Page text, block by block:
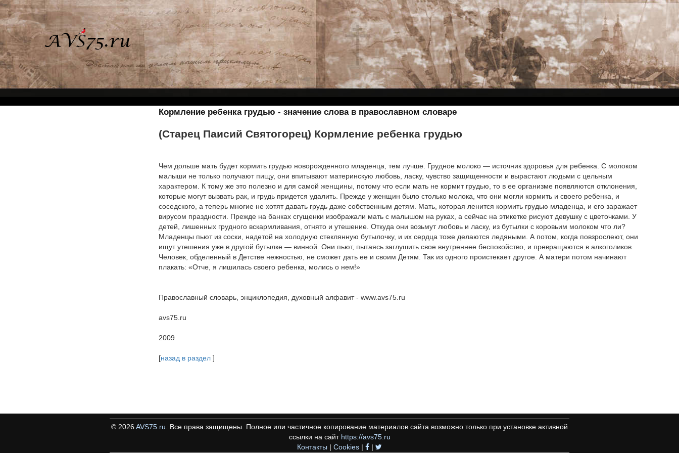
Кормление ребенка грудью - значение слова в православном словаре
(Старец Паисий Святогорец) Кормление ребенка грудью
Чем дольше мать будет кормить грудью новорожденного младенца, тем лучше. Грудное молоко — источник здоровья для ребенка. С молоком
малыши не только получают пищу, они впитывают материнскую любовь, ласку, чувство защищенности и вырастают людьми с цельным
характером. К тому же это полезно и для самой женщины, потому что если мать не кормит грудью, то в ее организме появляются отклонения,
которые могут вызвать рак, и грудь придется удалить. Прежде у женщин было столько молока, что они могли кормить и своего ребенка, и
соседского, а теперь многие не хотят давать грудь даже собственным детям. Мать, которая ленится кормить грудью младенца, и его заражает
вирусом праздности. Прежде на банках сгущенки изображали мать с малышом на руках, а сейчас на этикетке рисуют девушку с цветочками. У
детей, лишенных грудного вскармливания, отнято и утешение. Откуда они возьмут любовь и ласку, из бутылки с коровьим молоком что ли?
Младенцы пьют из соски, надетой на холодную стеклянную бутылочку, и их сердца тоже делаются ледяными. А потом, когда повзрослеют, они
ищут утешения уже в другой бутылке — винной. Они пьют, пытаясь заглушить свое внутреннее беспокойство, и превращаются в алкоголиков.
Человек, обделенный в Детстве нежностью, не сможет дать ее и своим Детям. Так из одного проистекает другое. А матери потом начинают
плакать: «Отче, я лишилась своего ребенка, молись о нем!»
Православный словарь, энциклопедия, духовный алфавит - www.avs75.ru
avs75.ru
2009
[назад в раздел]
© 2026AVS75.ru . Все права защищены. Полное или частичное копирование материалов сайта возможно только при установке активной
ссылки на сайт https://avs75.ru
Контакты | Cookies | |